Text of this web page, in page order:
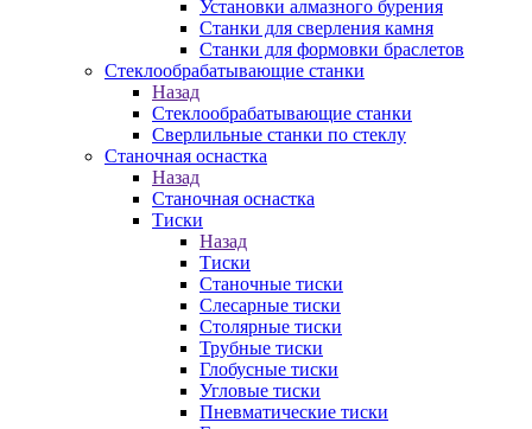
Установки алмазного бурения
Станки для сверления камня
Станки для формовки браслетов
Стеклообрабатывающие станки
Назад
Стеклообрабатывающие станки
Сверлильные станки по стеклу
Станочная оснастка
Назад
Станочная оснастка
Тиски
Назад
Тиски
Станочные тиски
Слесарные тиски
Столярные тиски
Трубные тиски
Глобусные тиски
Угловые тиски
Пневматические тиски